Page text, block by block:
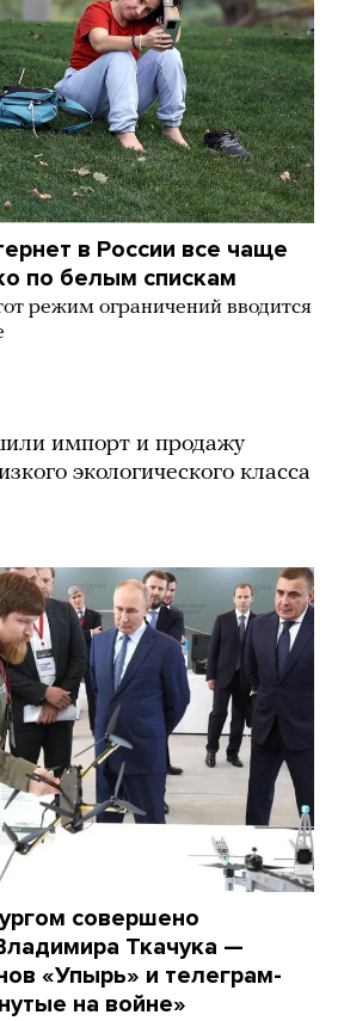
в России все чаще
по белым спискам
режим ограничений вводится
импорт и продажу
экологического класса
совершено
Ткачука —
«Упырь» и телеграм-
на войне»